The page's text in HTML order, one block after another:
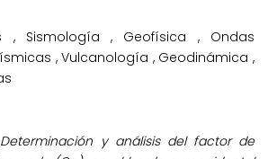
, Sismología, Geofísica , Ondas
,Vulcanología , Geodinámica ,
Determinación y análisis del factor de